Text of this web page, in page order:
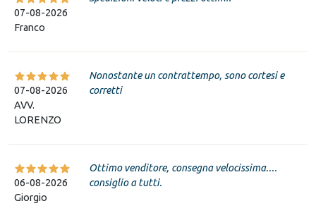
07-08-2026
Franco
07-08-2026
AVV.
LORENZO
Nonostante un contrattempo, sono cortesi e
corretti
06-08-2026
Giorgio
Ottimo venditore, consegna velocissima....
consiglio a tutti.